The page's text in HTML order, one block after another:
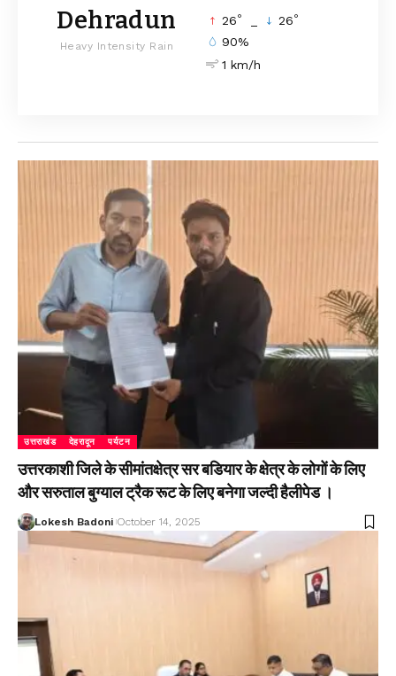
Dehradun
Heavy Intensity Rain
26° 26°
90%
1 km/h
उत्तराखंड देहरादून पर्यटन
उत्तरकाशी जिले के सीमांतक्षेत्र सर बडियार के क्षेत्र के लोगों के लिए
और सरुताल बुग्याल ट्रैक रूट के लिए बनेगा जल्दी हैलीपेड ।
Lokesh Badoni October 14, 2025